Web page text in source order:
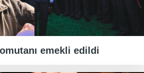
emekli edildi